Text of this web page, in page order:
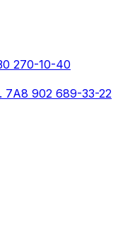
270-10-40
7А8 902 689-33-22